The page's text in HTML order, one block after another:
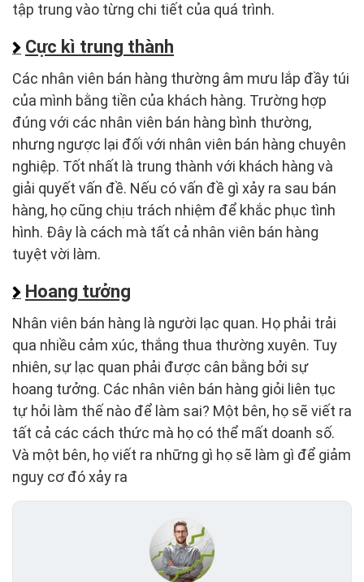
tập trung vào từng chi tiết của quá trình.
Cực kì trung thành
Các nhân viên bán hàng thường âm mưu lắp đầy túi
của mình bằng tiền của khách hàng. Trường hợp
đúng với các nhân viên bán hàng bình thường,
nhưng ngược lại đối với nhân viên bán hàng chuyên
nghiệp. Tốt nhất là trung thành với khách hàng và
giải quyết vấn đề. Nếu có vấn đề gì xảy ra sau bán
hàng, họ cũng chịu trách nhiệm để khắc phục tình
hình. Đây là cách mà tất cả nhân viên bán hàng
tuyệt vời làm.
Hoang tưởng
Nhân viên bán hàng là người lạc quan. Họ phải trải
qua nhiều cảm xúc, thắng thua thường xuyên. Tuy
nhiên, sự lạc quan phải được cân bằng bởi sự
hoang tưởng. Các nhân viên bán hàng giỏi liên tục
tự hỏi làm thế nào để làm sai? Một bên, họ sẽ viết ra
tất cả các cách thức mà họ có thể mất doanh số.
Và một bên, họ viết ra những gì họ sẽ làm gì để giảm
nguy cơ đó xảy ra